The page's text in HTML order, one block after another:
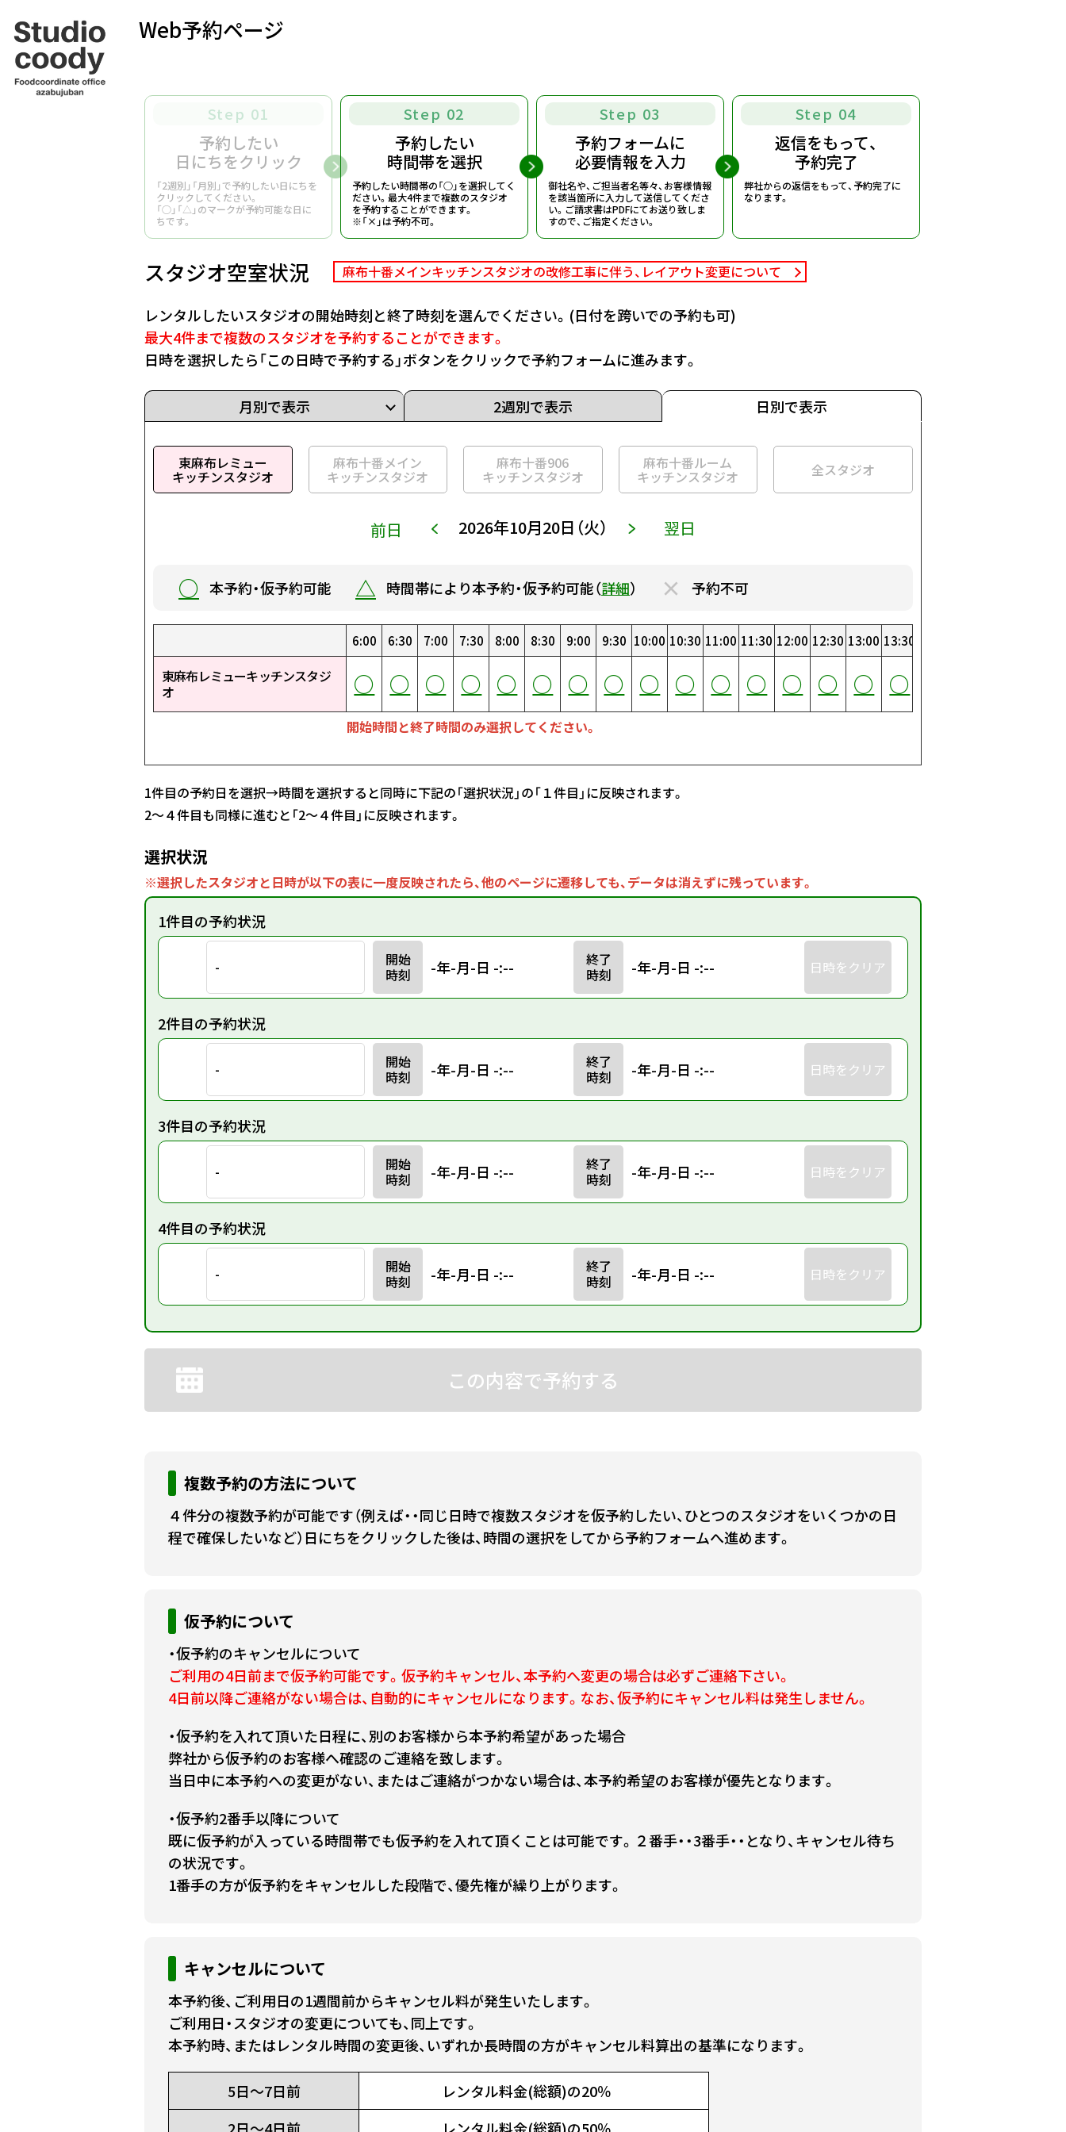
Web予約ページ
Step 01
予約したい
日にちをクリック
「2週別」「月別」で予約したい日にちを
クリックしてください。
「○」「△」のマークが予約可能な日に
ちです。
Step 02
予約したい
時間帯を選択
予約したい時間帯の「○」を選択してく
ださい。 最大4件まで複数のスタジオ
を予約することができます。
※「×」は予約不可。
Step 03
予約フォームに
必要情報を入力
御社名や、ご担当者名等々、お客様情報
を該当箇所に入力して送信してくださ
い。 ご請求書はPDFにてお送り致しま
すので、ご指定ください。
Step 04
返信をもって、
予約完了
弊社からの返信をもって、予約完了に
なります。
スタジオ空室状況 麻布十番メインキッチンスタジオの改修工事に伴う、 レイアウト変更について
レンタルしたいスタジオの開始時刻と終了時刻を選んでください。(日付を跨いでの予約も可)
最大4件まで複数のスタジオを予約することができます。
日時を選択したら「この日時で予約する」ボタンをクリックで予約フォームに進みます。
月別で表示 2週別で表示 日別で表示
東麻布レミュー
キッチンスタジオ
麻布十番メイン
キッチンスタジオ
麻布十番906
キッチンスタジオ
麻布十番ルーム
キッチンスタジオ 全スタジオ
前日 2026年10月20日（火） 翌日
○ 本予約・仮予約可能 △ 時間帯により本予約・仮予約可能（詳細） × 予約不可
東麻布レミューキッチンスタジ
オ
○ ○ ○ ○ ○
21:30
○
22:00
○
22:30
○
23:00
○
23:30
○
○ ○ ○ ○ ○ ○
14:00
○
14:30
○
15:00
○
15:30
○
16:00
○
16:30
○
17:00
○
17:30
○
18:00
○
18:30
○
19:00
○
19:30
○
20:00
○
20:30
○
21:00
○
21:30
○
○ ○ ○ ○ ○
6:00
○
6:30
○
7:00
○
7:30
○
8:00
○
8:30
○
9:00
○
9:30
○
10:00
○
10:30
○
11:00
○
11:30
○
12:00
○
12:30
○
13:00
○
13:30
○
0:00
○
0:30
○
1:00
○
1:30
○
2:00
○
2:30
○
3:00
○
3:30
○
4:00
○
4:30
○
5:00
○
5:30
○
開始時間と終了時間のみ選択してください。
1件目の予約日を選択→時間を選択すると同時に下記の「選択状況」の「１件目」に反映されます。
2～４件目も同様に進むと「2～４件目」に反映されます。
選択状況
※選択したスタジオと日時が以下の表に一度反映されたら、他のページに遷移しても、データは消えずに残っています。
1件目の予約状況
-
開始
時刻
-年-月-日 -:--
終了
時刻
-年-月-日 -:-- 日時をクリア
2件目の予約状況
-
開始
時刻
-年-月-日 -:--
終了
時刻
-年-月-日 -:-- 日時をクリア
3件目の予約状況
-
開始
時刻
-年-月-日 -:--
終了
時刻
-年-月-日 -:-- 日時をクリア
4件目の予約状況
-
開始
時刻
-年-月-日 -:--
終了
時刻
-年-月-日 -:-- 日時をクリア
この内容で予約する
複数予約の方法について
４件分の複数予約が可能です（例えば・・同じ日時で複数スタジオを仮予約したい、ひとつのスタジオをいくつかの日
程で確保したいなど）日にちをクリックした後は、時間の選択をしてから予約フォームへ進めます。
仮予約について
・仮予約のキャンセルについて
ご利用の4日前まで仮予約可能です。仮予約キャンセル、本予約へ変更の場合は必ずご連絡下さい。
4日前以降ご連絡がない場合は、自動的にキャンセルになります。なお、仮予約にキャンセル料は発生しません。
・仮予約を入れて頂いた日程に、別のお客様から本予約希望があった場合
弊社から仮予約のお客様へ確認のご連絡を致します。
当日中に本予約への変更がない、またはご連絡がつかない場合は、本予約希望のお客様が優先となります。
・仮予約2番手以降について
既に仮予約が入っている時間帯でも仮予約を入れて頂くことは可能です。２番手・・3番手・・となり、キャンセル待ち
の状況です。
1番手の方が仮予約をキャンセルした段階で、優先権が繰り上がります。
キャンセルについて
本予約後、ご利用日の1週間前からキャンセル料が発生いたします。
ご利用日・スタジオの変更についても、同上です。
本予約時、またはレンタル時間の変更後、いずれか長時間の方がキャンセル料算出の基準になります。
5日～7日前
レンタル料金(総額)の20％
2日～4日前
レンタル料金(総額)の50％